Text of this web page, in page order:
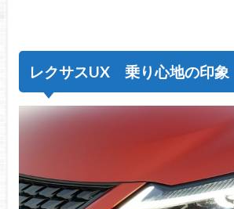
レクサスUX 乗り心地の印象